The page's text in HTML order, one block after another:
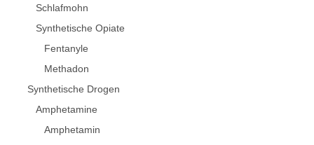
Schlafmohn
Synthetische Opiate
Fentanyle
Methadon
Synthetische Drogen
Amphetamine
Amphetamin